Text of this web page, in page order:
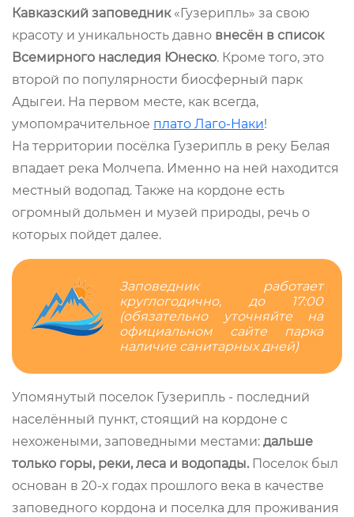
Кавказский заповедник «Гузерипль» за свою
красоту и уникальность давно внесён в список
Всемирного наследия Юнеско. Кроме того, это
второй по популярности биосферный парк
Адыгеи. На первом месте, как всегда,
умопомрачительное плато Лаго-Наки!
На территории посёлка Гузерипль в реку Белая
впадает река Молчепа. Именно на ней находится
местный водопад. Также на кордоне есть
огромный дольмен и музей природы, речь о
которых пойдет далее.
Заповедник работает
круглогодично, до 17:00
(обязательно уточняйте на
официальном сайте парка
наличие санитарных дней)
Упомянутый поселок Гузерипль - последний
населённый пункт, стоящий на кордоне с
нехожеными, заповедными местами: дальше
только горы, реки, леса и водопады. Поселок был
основан в 20-х годах прошлого века в качестве
заповедного кордона и поселка для проживания